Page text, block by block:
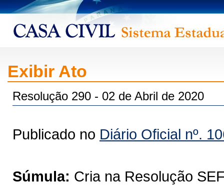
Exibir Ato
Resolução 290 - 02 de Abril de 2020
Publicado no Diário Oficial nº.
Súmula: Cria na Resolução